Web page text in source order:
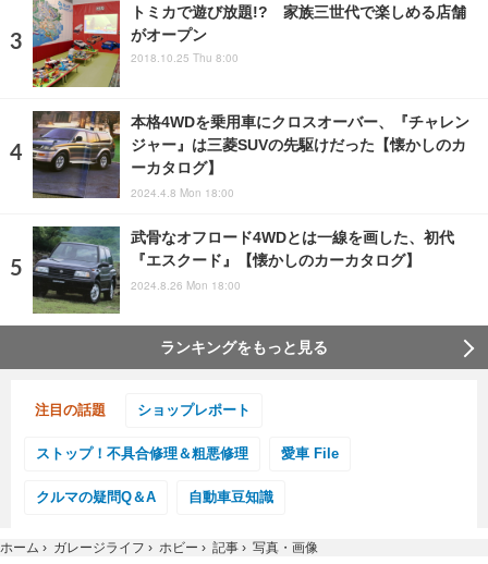
トミカで遊び放題!? 家族三世代で楽しめる店舗
がオープン
2018.10.25 Thu 8:00
本格4WDを乗用車にクロスオーバー、『チャレン
ジャー』は三菱SUVの先駆けだった【懐かしのカ
ーカタログ】
2024.4.8 Mon 18:00
武骨なオフロード4WDとは一線を画した、初代
『エスクード』【懐かしのカーカタログ】
2024.8.26 Mon 18:00
ランキングをもっと見る
注目の話題 ショップレポート
ストップ！不具合修理＆粗悪修理 愛車 File
クルマの疑問Q＆A 自動車豆知識
ホーム › ガレージライフ › ホビー › 記事 › 写真・画像